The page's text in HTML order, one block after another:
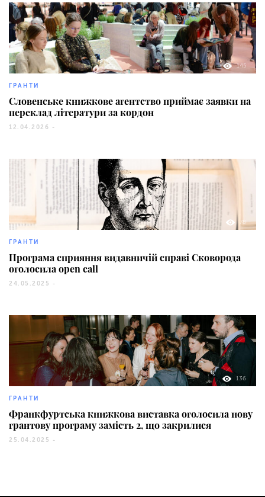
145
ГРАНТИ
Словенське книжкове агентство приймає заявки на
переклад літератури за кордон
12.04.2026 -
78
ГРАНТИ
Програма сприяння видавничій справі Сковорода
оголосила open call
24.05.2025 -
136
ГРАНТИ
Франкфуртська книжкова виставка оголосила нову
грантову програму замість 2, що закрилися
25.04.2025 -